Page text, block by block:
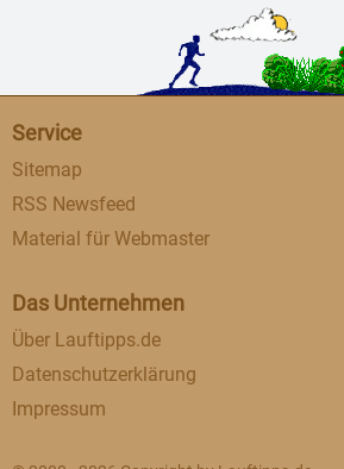
Service
Sitemap
RSS Newsfeed
Material für Webmaster
Das Unternehmen
Über Lauftipps.de
Datenschutzerklärung
Impressum